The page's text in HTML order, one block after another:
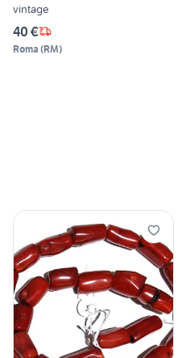
vintage
40 €
Roma (RM)